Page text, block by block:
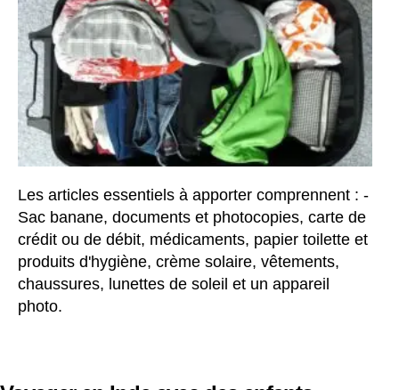
Les articles essentiels à apporter comprennent : -
Sac banane, documents et photocopies, carte de
crédit ou de débit, médicaments, papier toilette et
produits d'hygiène, crème solaire, vêtements,
chaussures, lunettes de soleil et un appareil
photo.